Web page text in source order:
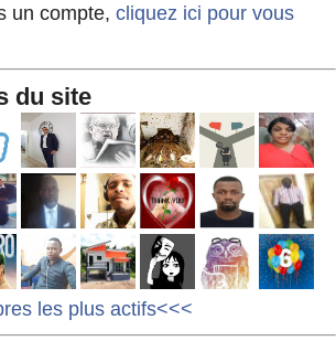
un compte, cliquez ici pour vous
du site
les plus actifs<<<